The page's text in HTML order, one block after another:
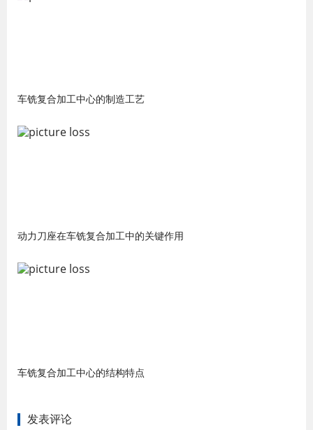
车铣复合加工中心的制造工艺
动力刀座在车铣复合加工中的关键作用
车铣复合加工中心的结构特点
发表评论